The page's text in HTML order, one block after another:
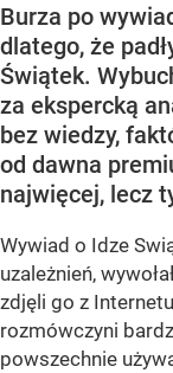
Burza po
dlatego, że
Świątek.
za ekspercką
bez wiedzy,
od dawna
najwięcej, lecz
Wywiad o Idze
uzależnień,
zdjęli go z
rozmówczyni
powszechnie